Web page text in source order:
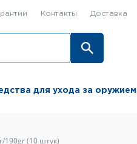
Контакты Доставка
для ухода за оружием
190gr (10 штук)